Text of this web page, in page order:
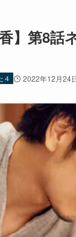
】第8
４ 2022年12月24